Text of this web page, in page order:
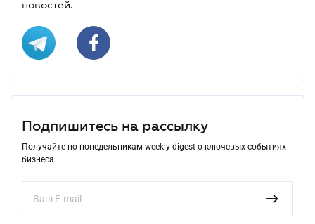
новостей.
Подпишитесь на рассылку
Получайте по понедельникам weekly-digest о ключевых событиях
бизнеса